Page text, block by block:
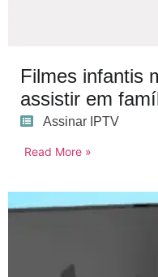
Filmes infantis
assistir em
Assinar IPTV
Read More »